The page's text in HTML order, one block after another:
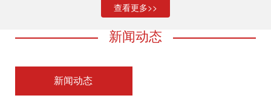
查看更多>>
新闻动态
新闻动态